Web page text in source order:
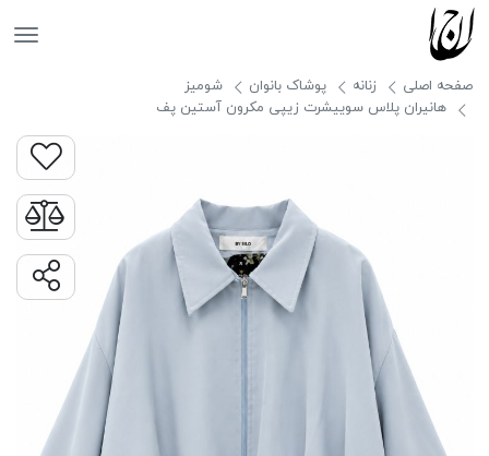
صفحه اصلی زنانه پوشاک بانوان
شومیز
هانیران پلاس سوییشرت زیپی مکرون آستین پف